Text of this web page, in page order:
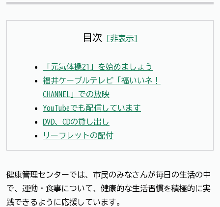
目次 [非表示]
「元気体操21」を始めましょう
福井ケーブルテレビ「福いいネ！
CHANNEL」での放映
YouTubeでも配信しています
DVD、CDの貸し出し
リーフレットの配付
健康管理センターでは、市民のみなさんが毎日の生活の中
で、運動・食事について、健康的な生活習慣を積極的に実
践できるように応援しています。